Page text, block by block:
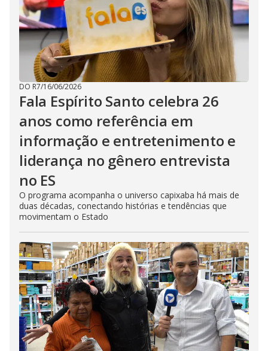
DO R7/16/06/2026
Fala Espírito Santo celebra 26
anos como referência em
informação e entretenimento e
liderança no gênero entrevista
no ES
O programa acompanha o universo capixaba há mais de
duas décadas, conectando histórias e tendências que
movimentam o Estado